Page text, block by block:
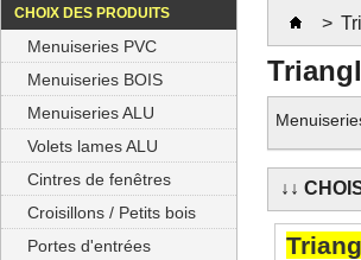
CHOIX DES PRODUITS
Menuiseries PVC
Menuiseries BOIS
Menuiseries ALU
Volets lames ALU
Cintres de fenêtres
Croisillons / Petits bois
Portes d'entrées
>
↓↓